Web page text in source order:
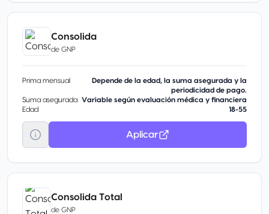
Consolida
de GNP
Prima mensual
Depende de la edad, la suma asegurada y la
periodicidad de pago.
Suma asegurada Variable según evaluación médica y financiera
Edad
18-55
Aplicar
Consolida Total
de GNP